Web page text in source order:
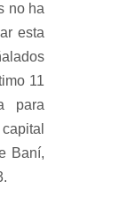
no ha
esta
11
para
Baní,